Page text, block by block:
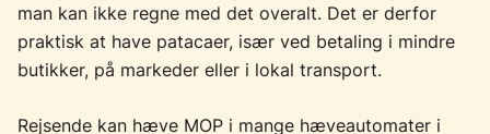
man kan ikke regne med det overalt. Det er derfor
praktisk at have patacaer, især ved betaling i mindre
butikker, på markeder eller i lokal transport.
Rejsende kan hæve MOP i mange hæveautomater i